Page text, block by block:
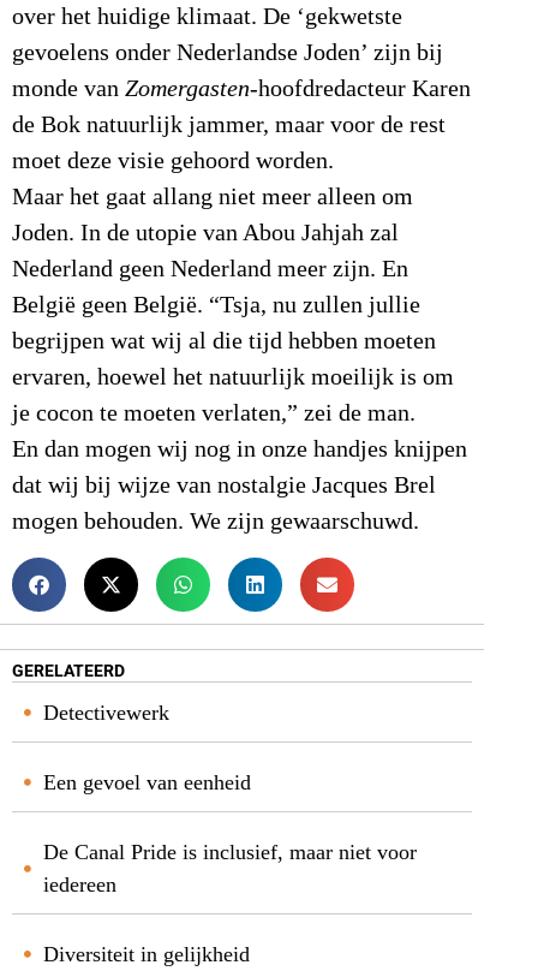
over het huidige klimaat. De ‘gekwetste
gevoelens onder Nederlandse Joden’ zijn bij
monde van Zomergasten-hoofdredacteur Karen
de Bok natuurlijk jammer, maar voor de rest
moet deze visie gehoord worden.
Maar het gaat allang niet meer alleen om
Joden. In de utopie van Abou Jahjah zal
Nederland geen Nederland meer zijn. En
België geen België. “Tsja, nu zullen jullie
begrijpen wat wij al die tijd hebben moeten
ervaren, hoewel het natuurlijk moeilijk is om
je cocon te moeten verlaten,” zei de man.
En dan mogen wij nog in onze handjes knijpen
dat wij bij wijze van nostalgie Jacques Brel
mogen behouden. We zijn gewaarschuwd.
GERELATEERD
Detectivewerk
Een gevoel van eenheid
De Canal Pride is inclusief, maar niet voor
iedereen
Diversiteit in gelijkheid